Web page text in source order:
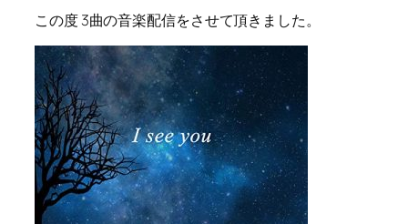
この度 3曲の音楽配信をさせて頂きました。